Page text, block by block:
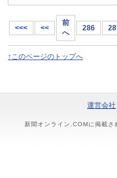
<<< <<
前
へ
286
↑このページのトップへ
運営会社
新聞オンライン.COMに掲載